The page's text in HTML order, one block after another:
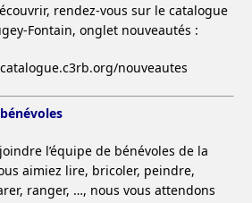
rendez-vous sur le catalogue
Fontain, onglet nouveautés :
nouveautes
l’équipe de bénévoles de la
aimiez lire, bricoler, peindre,
ranger, …, nous vous attendons